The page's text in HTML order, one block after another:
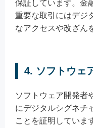
保証しています。金
重要な取引にはデジ
なアクセスや改ざん
4. ソフトウェ
ソフトウェア開発者
にデジタルシグネチ
ことを証明していま